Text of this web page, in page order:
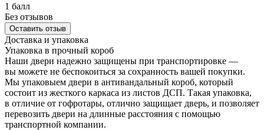
1 балл
Без отзывов
Оставить отзыв
Доставка и упаковка
Упаковка в прочный короб
Наши двери надежно защищены при транспортировке —
вы можете не беспокоиться за сохранность вашей покупки.
Мы упаковыем двери в антивандальный короб, который
состоит из жесткого каркаса из листов ДСП. Такая упаковка,
в отличие от гофротары, отлично защищает дверь, и позволяет
перевозить двери на длинные расстояния с помощью
транспортной компании.